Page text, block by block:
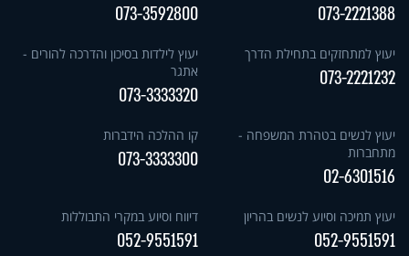
073-2221388
073-3592800
יעוץ למתחזקים בתחילת הדרך
073-2221232
יעוץ לילדות בסיכון והדרכה להורים -
אתגר
073-3333320
יעוץ לנשים בטהרת המשפחה -
מתחברות
02-6301516
קו ההלכה הידברות
073-3333300
יעוץ תמיכה וסיוע לנשים בהריון
052-9551591
דיווח וסיוע במקרי התבוללות
052-9551591